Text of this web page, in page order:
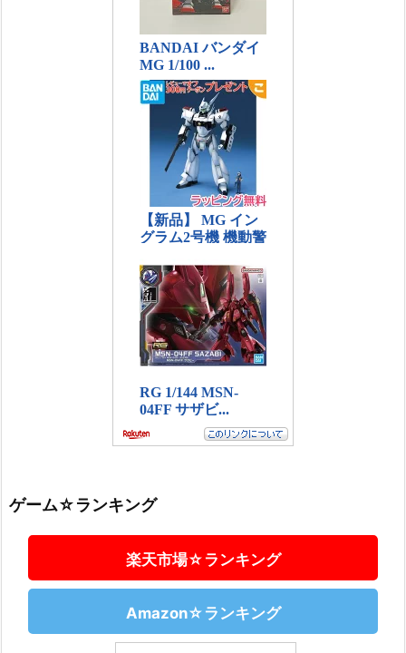
ゲーム☆ランキング
楽天市場☆ランキング
Amazon☆ランキング